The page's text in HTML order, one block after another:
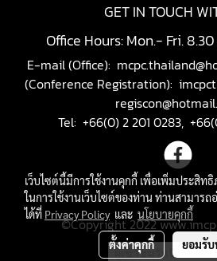
GET IN TOUCH
Office Hours: Mon.- Fri.
E-mail (Office):
(Conference Registration):
Tel: +66(0) 2 201 0283,
©Copyright 2022
ผู้เข้าชมวันนี้
เว็บไซต์นี้มีการใช้งานคุกกี้ เพื่อเพิ่มประสิ
ในการใช้งานเว็บไซต์ของท่าน ท่านสามารถ
ได้ที่ Privacy Policyและ นโยบายคุกกี้
ตั้งค่าคุกกี้ ยอมรั